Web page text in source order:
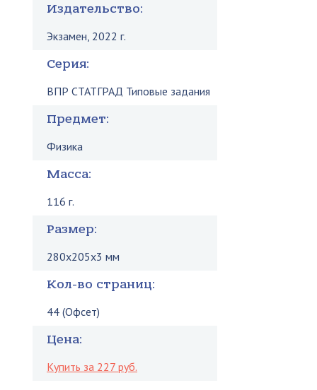
Издательство:
Экзамен, 2022 г.
Серия:
ВПР СТАТГРАД Типовые задания
Предмет:
Физика
Масса:
116 г.
Размер:
280x205x3 мм
Кол-во страниц:
44 (Офсет)
Цена:
Купить за 227 руб.